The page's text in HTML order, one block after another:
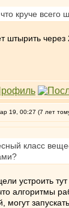
круче всего
штырить
19, 00:27 (7 лет
класс
устроить
алгоритмы
могут